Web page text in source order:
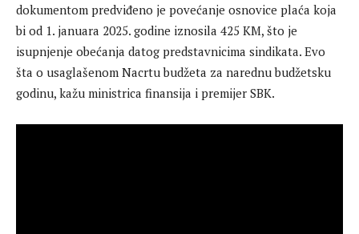
dokumentom predviđeno je povećanje osnovice plaća koja
bi od 1. januara 2025. godine iznosila 425 KM, što je
isupnjenje obećanja datog predstavnicima sindikata. Evo
šta o usaglašenom Nacrtu budžeta za narednu budžetsku
godinu, kažu ministrica finansija i premijer SBK.